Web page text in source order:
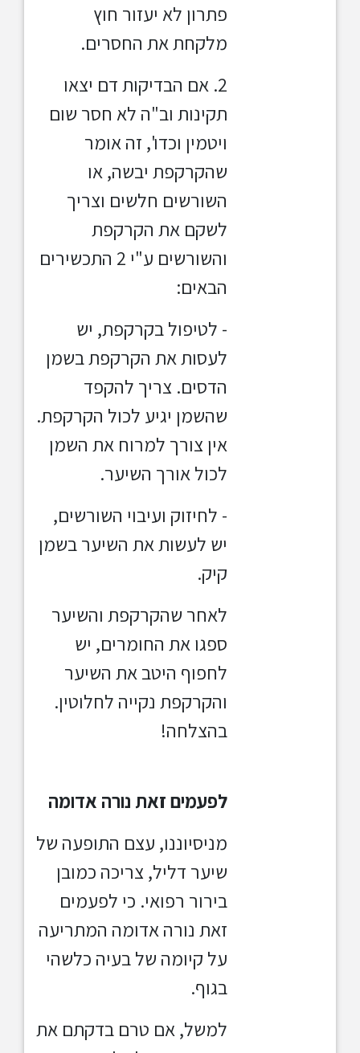
פתרון לא יעזור חוץ
מלקחת את החסרים.
2. אם הבדיקות דם יצאו
תקינות וב"ה לא חסר שום
ויטמין וכדו', זה אומר
שהקרקפת יבשה, או
השורשים חלשים וצריך
לשקם את הקרקפת
והשורשים ע"י 2 התכשירים
הבאים:
- לטיפול בקרקפת, יש
לעסות את הקרקפת בשמן
הדסים. צריך להקפד
שהשמן יגיע לכול הקרקפת.
אין צורך למרוח את השמן
לכול אורך השיער.
- לחיזוק ועיבוי השורשים,
יש לעשות את השיער בשמן
קיק.
לאחר שהקרקפת והשיער
ספגו את החומרים, יש
לחפוף היטב את השיער
והקרקפת נקייה לחלוטין.
בהצלחה!
לפעמים זאת נורה אדומה
מניסיוננו, עצם התופעה של
שיער דליל, צריכה כמובן
בירור רפואי. כי לפעמים
זאת נורה אדומה המתריעה
על קיומה של בעיה כלשהי
בגוף.
למשל, אם טרם בדקתם את